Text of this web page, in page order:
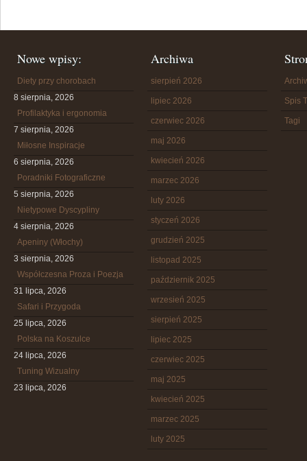
Nowe wpisy:
Diety przy chorobach
8 sierpnia, 2026
Profilaktyka i ergonomia
7 sierpnia, 2026
Miłosne Inspiracje
6 sierpnia, 2026
Poradniki Fotograficzne
5 sierpnia, 2026
Nietypowe Dyscypliny
4 sierpnia, 2026
Apeniny (Włochy)
3 sierpnia, 2026
Współczesna Proza i Poezja
31 lipca, 2026
Safari i Przygoda
25 lipca, 2026
Polska na Koszulce
24 lipca, 2026
Tuning Wizualny
23 lipca, 2026
Archiwa
sierpień 2026
lipiec 2026
czerwiec 2026
maj 2026
kwiecień 2026
marzec 2026
luty 2026
styczeń 2026
grudzień 2025
listopad 2025
październik 2025
wrzesień 2025
sierpień 2025
lipiec 2025
czerwiec 2025
maj 2025
kwiecień 2025
marzec 2025
luty 2025
Spis
Tagi